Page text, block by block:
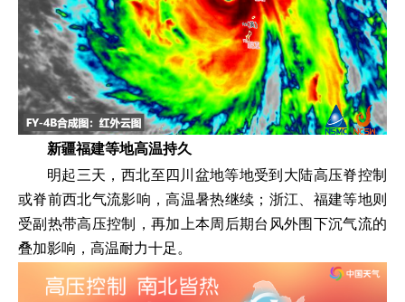
新疆福建等地高温持久
明起三天，西北至四川盆地等地受到大陆高压脊控制
或脊前西北气流影响，高温暑热继续；浙江、福建等地则
受副热带高压控制，再加上本周后期台风外围下沉气流的
叠加影响，高温耐力十足。